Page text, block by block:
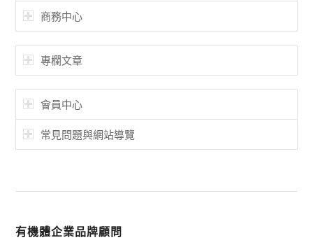
商務中心
專欄文章
會員中心
常見問題與網站導覽
有機體企業品牌顧問